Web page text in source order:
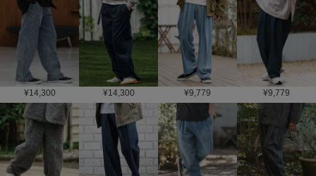
¥14,300 ¥14,300 ¥9,779 ¥9,779